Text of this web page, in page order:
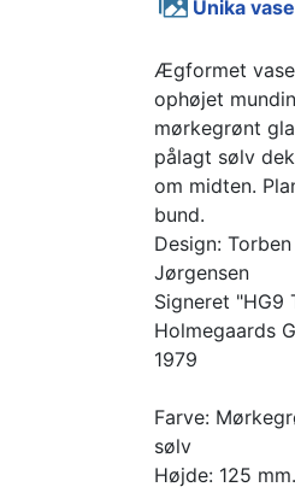
Unika
Ægformet
ophøjet
mørkegrønt
pålagt sølv
om midten.
bund.
Design: Torben
Jørgensen
Signeret "HG9
Holmegaards
1979
Farve:
sølv
Højde: 125 mm.